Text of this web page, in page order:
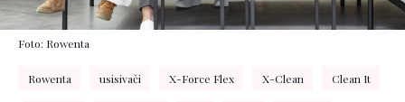
Foto: Rowenta
Rowenta usisivači X-Force Flex X-Clean Clean It